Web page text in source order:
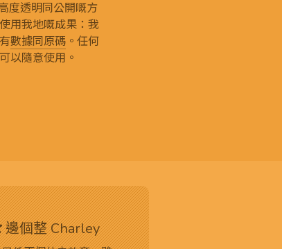
度透明同公開嘅方
用我地嘅成果：我
數據同原碼。任何
以隨意使用。
邊個整 Charley